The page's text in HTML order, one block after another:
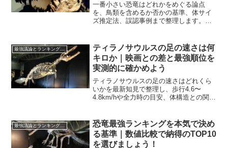
一番小さい恐竜はどれかをめぐる論点
を、鳥類を含めるか否かの基準、体サイ
ズ推定法、誤認事例まで整理します。最
最強議論とランキング検証
ティラノサウルスの足の速さは何
キロか｜映画との差と最強順位を
実測的に確かめよう
ティラノサウルスの足の速さはどれくら
いかを最新知見で整理し、歩行4.6〜
4.8km/hや全力時の目安、体構造との関
づけを明確にします。
恐竜最強ランキングを本気で決め
る基準｜数値比較で納得のTOP10
を選びましょう！